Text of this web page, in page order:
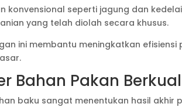
konvensional seperti jagung dan
yang telah diolah secara khusus.
ini membantu meningkatkan
Bahan Pakan
baku sangat menentukan hasil akhir